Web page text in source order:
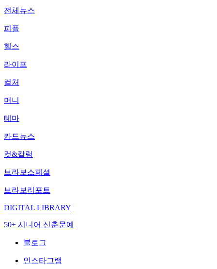
전체뉴스
피플
헬스
라이프
컬처
머니
테마
카드뉴스
컷&칼럼
브라보스페셜
브라보리포트
DIGITAL LIBRARY
50+ 시니어 신춘문예
블로그
인스타그램